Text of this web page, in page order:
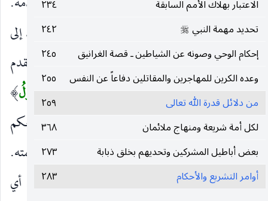
الاعتبار بهلاك الأمم السابقة
٢٣٤
تحديد مهمة النبي صلى‌الله‌عليه‌وسلم
٢٤٢
إحكام الوحي وصونه عن الشياطين ـ قصة الغرانيق
٢٤٥
وعده الكرين للمهاجرين والمقاتلين دفاعاً عن النفس
٢٥٥
من دلائل قدرة الله تعالى
٢٥٩
لكل أمة شريعة ومنهاج ملائمان
٣٦٨
بعض أباطيل المشركين وتحديهم بخلق ذبابة
٢٧٣
أوامر التشريع والأحكام
٢٨٣
(وَفِي هذا)أي القرآن.
الضمير يعود إلى
الله ، بدليل قراءة : الله سماكم أو لإبراهيم ، لقوله المتقدم
: وَمِنْ ذُرِّيَّتِنا أُمَّةً مُسْلِمَةً لَكَ . لِيَكُونَ الرَّسُولُ)
متعلق بسماكم.(شَهِيداً عَلَيْكُمْ
يوم القيامة بأنه بلّغكم
، فيدل على قبول شهادته لنفسه ، اعتمادا على عصمته.
(وَتَكُونُوا شُهَداءَ عَلَى النَّاسِ
بتبليغ الرسل إليهم ، أي